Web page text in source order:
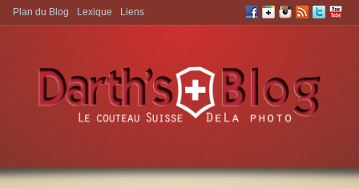
Aller à:
Plan du Blog Lexique Liens